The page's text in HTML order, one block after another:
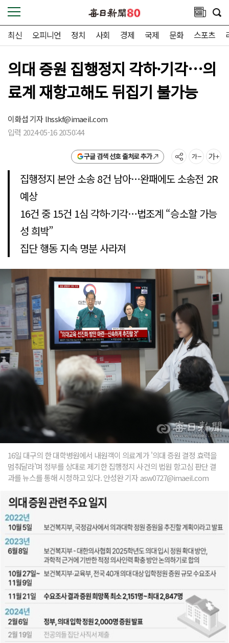
최신 오피니언 정치 사회 경제 국제 문화 스포츠
의대 증원 집행정지 각하·기각…의
료계 재항고해도 뒤집기 불가능
이화섭 기자lhsskf@imaeil.com
입력 2024-05-16 20:50:44
구글 검색 선호 출처로 추가
집행정지 본안 소송 8건 남아…완패에도 소송전 2R
예상
16건 중 15건 1심 각하·기각…법조계 “승소할 가능
성 희박”
집단 행동 지속 명분 사라져
16일 대구의 한 대학병원에서 내원객이 의료계가 '의대 증원 결정 효력을
멈춰달라'며 정부를 상대로 제기한 집행정지 사건의 법원 항고심 판단 결
과를 뉴스를 통해 시청하고 있다. 안성완 기자 asw0727@imaeil.com